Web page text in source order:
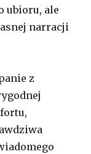
ubioru, ale
narracji
z